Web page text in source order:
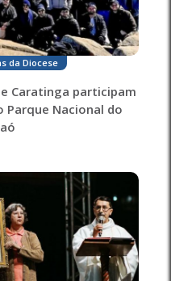
da Diocese
Caratinga participam
Nacional do